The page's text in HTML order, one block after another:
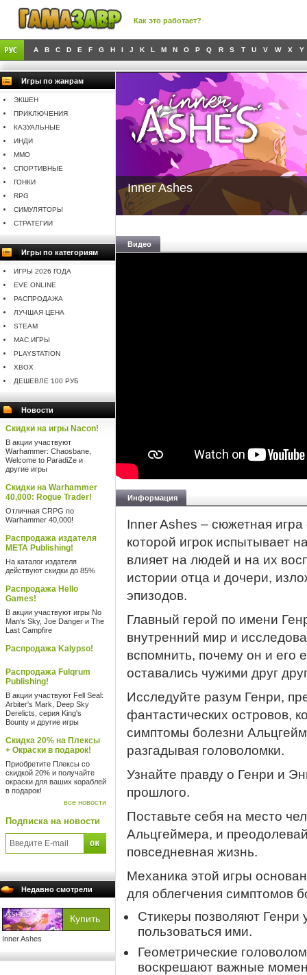
Как это работает?
A B C D E F G H I J K L M N O P Q R S T U V W X Y
Игры по жанрам
ЭКШЕН
ПРИКЛЮЧЕНИЯ
КАЗУАЛЬНЫЕ
ИНДИ
MMO
СПОРТИВНЫЕ
ГОНКИ
RPG
СИМУЛЯТОРЫ
СТРАТЕГИИ
Игры по категориям
ИГРЫ 2026 ГОДА
EVE ONLINE
РАСПРОДАЖА
ЛУЧШАЯ ЦЕНА
STEAM
MAC ИГРЫ
PLAYSTATION
XBOX
ДЕШЕВЛЕ 100 РУБ
Новости
Скидки на игры Nacon!
В акции участвуют
Warhammer: Chaosbane,
Welcome to ParadiZe и
другие игры
Скидки на Warhammer
40,000: Rogue Trader!
Отличная CRPG по
Warhammer 40,000!
Распродажа издателя
META Publishing!
На каталог издателя
действуют скидки до 85%
Распродажа Hello
Games!
В акции участвуют игры No
Man's Sky, Joe Danger и The
Last Campfire
Распродажа Kalypso!
Распродажа Fulqrum
Publishing!
В акции участвуют Fell Seal:
Arbiter's Mark, Deep Sky
Derelicts, серия King's
Bounty и другие игры
Скидка 20% на Плексы
+ Окраски в подарок!
Приобретите Плексы со
скидкой 20% и получайте
окраски для ваших кораблей
в подарок!
все новости
Подписка на новости
Недавно смотрели
Inner Ashes
Inner Ashes
Видео
Информация
Inner Ashes – сюжетная
которой игрок испытывает
влияет на людей и на их
истории отца и дочери,
эпизодов.
Главный герой по имени
внутренний мир и
вспомнить, почему он и его
оставались чужими друг
Исследуйте разум Генри,
фантастических островов,
симптомы болезни
разгадывая головоломки.
Узнайте правду о Генри и
прошлого.
Поставьте себя на место
Альцгеймера, и
повседневная жизнь.
Механика этой игры
для облегчения симптомов
Стикеры позволяют Генри
пользоваться ими.
Геометрические
воскрешают важные